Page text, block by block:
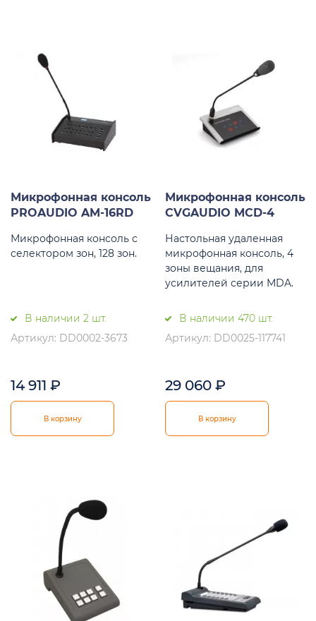
Микрофонная консоль
PROAUDIO AM-16RD
Микрофонная консоль с
селектором зон, 128 зон.
В наличии 2 шт.
Артикул: DD0002-3673
14 911 ₽
В корзину
Микрофонная консоль
CVGAUDIO MCD-4
Настольная удаленная
микрофонная консоль, 4
зоны вещания, для
усилителей серии MDA.
В наличии 470 шт.
Артикул: DD0025-117741
29 060 ₽
В корзину